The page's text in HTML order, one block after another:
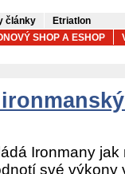
články
Etriatlon
SHOP A ESHOP
Ironmany
své